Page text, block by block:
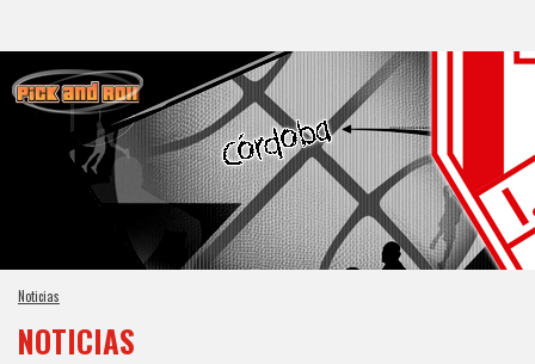
Noticias
NOTICIAS